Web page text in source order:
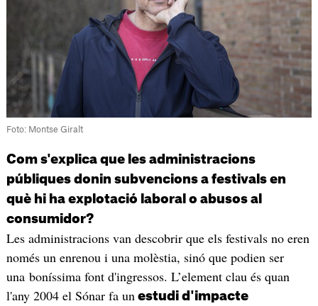
Foto: Montse Giralt
Com s'explica que les administracions
públiques donin subvencions a festivals en
què hi ha explotació laboral o abusos al
consumidor?
Les administracions van descobrir que els festivals no eren
només un enrenou i una molèstia, sinó que podien ser
una boníssima font d'ingressos. L’element clau és quan
l'any 2004 el Sónar fa un estudi d'impacte